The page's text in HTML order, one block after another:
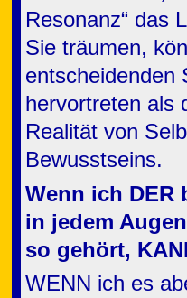
Resonanz“ das
Sie träumen,
entscheidenden
hervortreten als
Realität von
Bewusstseins.
Wenn ich DER
in jedem
so gehört,
WENN ich es